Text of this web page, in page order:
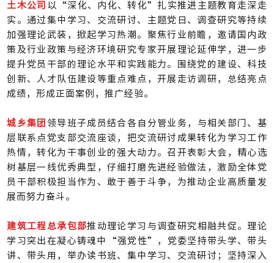
土木公司 以“深化、内化、转化”扎实推进主题教育走深走
实。通过集中学习、交流研讨、主题党日、调查研究等持续
加强理论武装，掀起学习热潮。聚焦行业前瞻，邀请国内政
策及行业政策与经济环境研究专家开展理论延伸学，进一步
提升党员干部的理论水平和实践能力。围绕党的建设、科技
创新、人才队伍建设等重点难点，开展走访调研，总结亮点
成绩，形成正面案例，推广经验。
城乡集团 领导班子成员结合各自分管业务，与相关部门、基
层联系点党支部交流座谈，把交流研讨成果转化为学习工作
热情，转化为干事创业的强大动力。召开表彰大会，精心选
树基层一线优秀典型，仔细打磨先进经验做法，激励全体党
员干部积极担当作为、敢于善于斗争，为推动企业高质量发
展而努力奋斗。
建筑工程总承包部推动理论学习与调查研究相融共促。理论
学习突出在凝心铸魂中“强党性”，党委坚持带头学、带头
讲、带头用，举办读书班、集中学习、交流研讨；坚持深入